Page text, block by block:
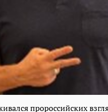
пророссийских